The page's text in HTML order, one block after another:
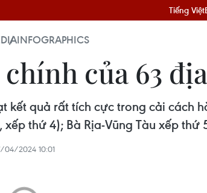
Tiếng Việt
INFOGRAPHICS
của 63
quả rất tích cực trong cải cách
thứ 4); Bà Rịa-Vũng Tàu xếp thứ
04/2024 10:01